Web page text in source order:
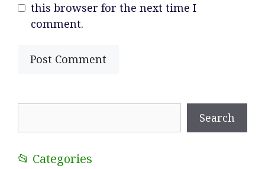
this browser for the next time I
comment.
Search
📂 Categories